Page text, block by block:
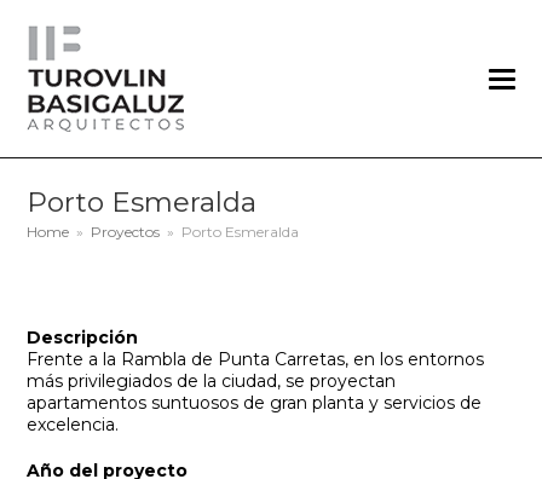
Porto Esmeralda
Home » Proyectos » Porto Esmeralda
Descripción
Frente a la Rambla de Punta Carretas, en los entornos
más privilegiados de la ciudad, se proyectan
apartamentos suntuosos de gran planta y servicios de
excelencia.
Año del proyecto